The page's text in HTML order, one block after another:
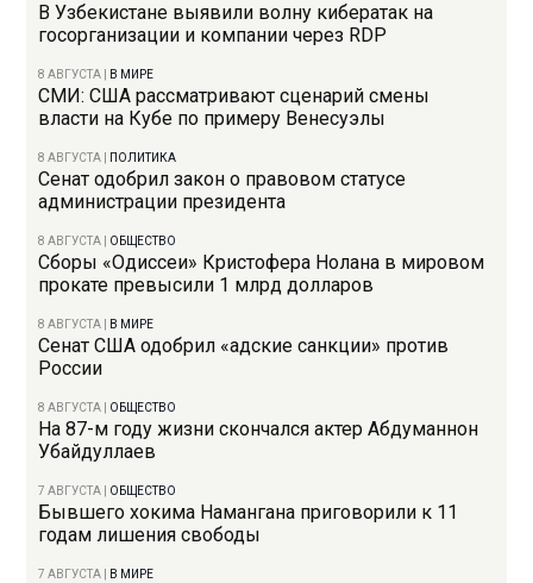
В Узбекистане выявили волну кибератак на
госорганизации и компании через RDP
8 АВГУСТА В МИРЕ
СМИ: США рассматривают сценарий смены
власти на Кубе по примеру Венесуэлы
8 АВГУСТА ПОЛИТИКА
Сенат одобрил закон о правовом статусе
администрации президента
8 АВГУСТА ОБЩЕСТВО
Сборы «Одиссеи» Кристофера Нолана в мировом
прокате превысили 1 млрд долларов
8 АВГУСТА В МИРЕ
Сенат США одобрил «адские санкции» против
России
8 АВГУСТА ОБЩЕСТВО
На 87-м году жизни скончался актер Абдуманнон
Убайдуллаев
7 АВГУСТА ОБЩЕСТВО
Бывшего хокима Намангана приговорили к 11
годам лишения свободы
7 АВГУСТА В МИРЕ